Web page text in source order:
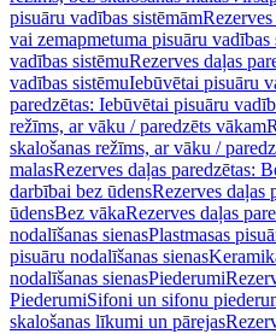
pisuāru vadības sistēmām
vai zemapmetuma pisuāru vadības
vadības sistēmuRezerves daļas
vadības sistēmuIebūvētai pisuāru
paredzētas: Iebūvētai pisuāru
režīms, ar vāku / paredzēts vākam
skalošanas režīms, ar vāku /
malasRezerves daļas paredzētas:
darbībai bez ūdensRezerves daļas
ūdensBez vākaRezerves daļas
nodalīšanas sienasPlastmasas
pisuāru nodalīšanas sienas
nodalīšanas sienasPiederumi
PiederumiSifoni un sifonu
skalošanas līkumi un pārejas